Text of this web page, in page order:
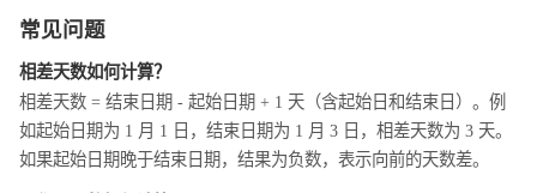
常见问题
相差天数如何计算？
相差天数 = 结束日期 - 起始日期 + 1 天（含起始日和结束日）。例
如起始日期为 1 月 1 日，结束日期为 1 月 3 日，相差天数为 3 天。
如果起始日期晚于结束日期，结果为负数，表示向前的天数差。